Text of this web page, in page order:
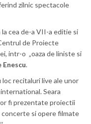
zilnic spectacole
cea de-a VII-a editie si
de Proiecte
intr-o „oaza de liniste si
.
recitaluri live ale unor
Seara
fi prezentate proiectii
si opere filmate